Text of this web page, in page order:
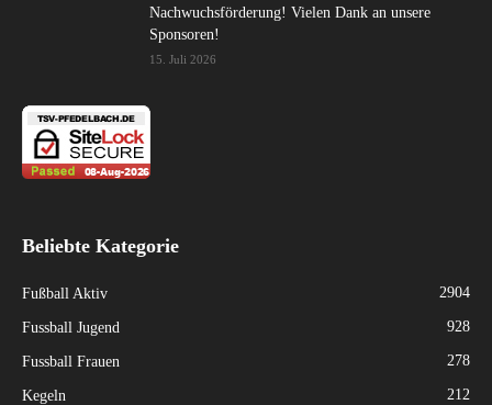
Nachwuchsförderung! Vielen Dank an unsere
Sponsoren!
15. Juli 2026
Beliebte Kategorie
Fußball Aktiv 2904
Fussball Jugend 928
Fussball Frauen 278
Kegeln 212